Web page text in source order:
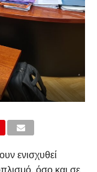
ενισχυθεί